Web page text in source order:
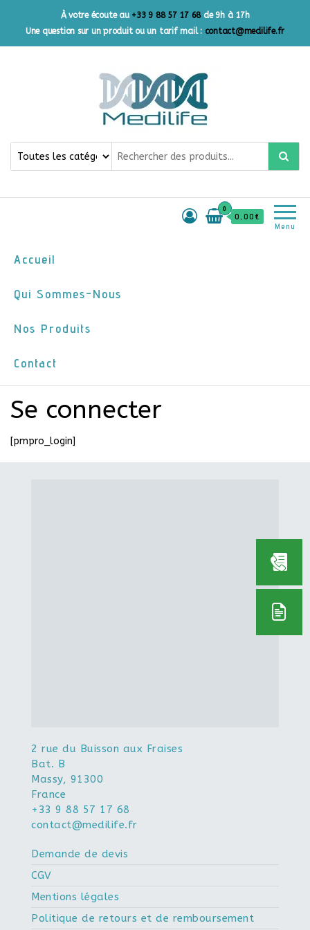
À votre écoute au +33 9 88 57 17 68de 9h à 17h
Une question sur un produit ou un tarif mail : contact@medilife.fr
Medilife France
Votre source de confiance
pour des produits primaires
Menu
0
0,00€
Accueil
Qui Sommes-Nous
Nos Produits
Contact
Se connecter
[pmpro_login]
2 rue du Buisson aux Fraises
Bat. B
Massy, 91300
France
+33 9 88 57 17 68
contact@medilife.fr
Demande de devis
CGV
Mentions légales
Politique de retours et de remboursement